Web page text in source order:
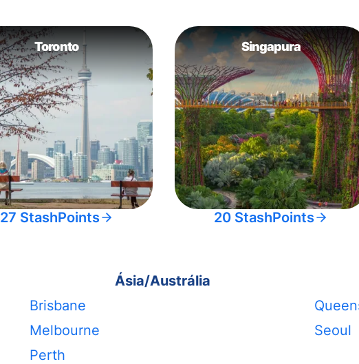
Toronto
27 StashPoints
Singapura
20 StashPoints
Ásia/Austrália
Brisbane
Melbourne
Perth
Seoul